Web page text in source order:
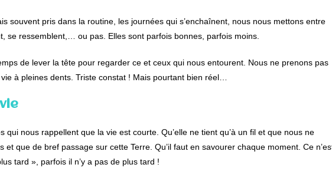
souvent pris dans la routine, les journées qui s’enchaînent, nous nous mettons entre
se ressemblent,… ou pas. Elles sont parfois bonnes, parfois moins.
de lever la tête pour regarder ce et ceux qui nous entourent. Nous ne prenons pas
à pleines dents. Triste constat ! Mais pourtant bien réel…
qui nous rappellent que la vie est courte. Qu’elle ne tient qu’à un fil et que nous ne
et que de bref passage sur cette Terre. Qu’il faut en savourer chaque moment. Ce
tard », parfois il n’y a pas de plus tard !